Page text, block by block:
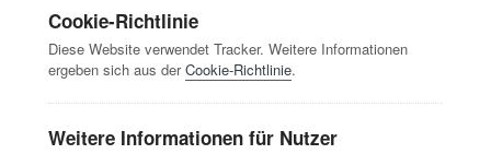
Cookie-Richtlinie
Diese Website verwendet Tracker. Weitere Informationen
ergeben sich aus derCookie-Richtlinie.
Weitere Informationen für Nutzer